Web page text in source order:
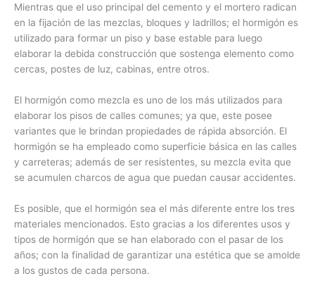
Mientras que el uso principal del cemento y el mortero radican
en la fijación de las mezclas, bloques y ladrillos; el hormigón es
utilizado para formar un piso y base estable para luego
elaborar la debida construcción que sostenga elemento como
cercas, postes de luz, cabinas, entre otros.
El hormigón como mezcla es uno de los más utilizados para
elaborar los pisos de calles comunes; ya que, este posee
variantes que le brindan propiedades de rápida absorción. El
hormigón se ha empleado como superficie básica en las calles
y carreteras; además de ser resistentes, su mezcla evita que
se acumulen charcos de agua que puedan causar accidentes.
Es posible, que el hormigón sea el más diferente entre los tres
materiales mencionados. Esto gracias a los diferentes usos y
tipos de hormigón que se han elaborado con el pasar de los
años; con la finalidad de garantizar una estética que se amolde
a los gustos de cada persona.